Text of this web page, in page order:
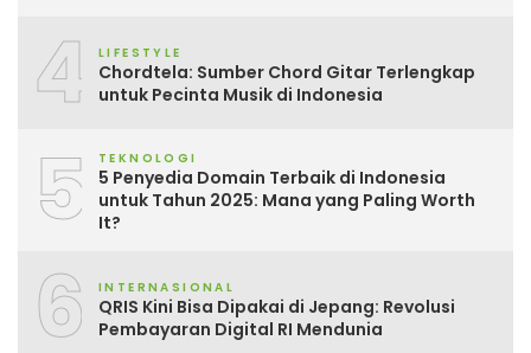
4 LIFESTYLE
Chordtela: Sumber Chord Gitar Terlengkap
untuk Pecinta Musik di Indonesia
5 TEKNOLOGI
5 Penyedia Domain Terbaik di Indonesia
untuk Tahun 2025: Mana yang Paling Worth
It?
6 INTERNASIONAL
QRIS Kini Bisa Dipakai di Jepang: Revolusi
Pembayaran Digital RI Mendunia